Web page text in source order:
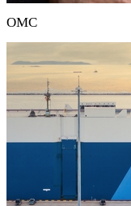
OMC